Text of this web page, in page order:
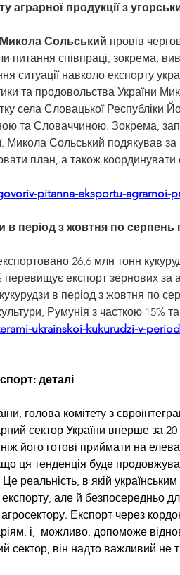
продукції з
Микола Сольський провів
співпраці, зокрема,
навколо експорту
та продовольства України
села Словацької
та Словаччиною. Зокрема,
Микола Сольський подякував
план, а також координувати
pitanna-eksportu-agrarnoi-
в період з жовтня по
26,6 млн тонн
експорт зернових за
в період з жовтня по
Румунія з часткою 15%
ukrainskoi-kukurudzi-v-
деталі
голова комітету з
сектор України вперше за
його готові приймати на
ця тенденція буде
реальність, в якій
але й безпосередньо
Експорт через
і,  можливо, допоможе
він надто важливий не